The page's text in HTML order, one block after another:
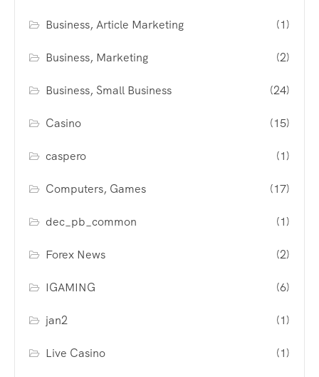
Business, Article Marketing (1)
Business, Marketing (2)
Business, Small Business (24)
Casino (15)
caspero (1)
Computers, Games (17)
dec_pb_common (1)
Forex News (2)
IGAMING (6)
jan2 (1)
Live Casino (1)